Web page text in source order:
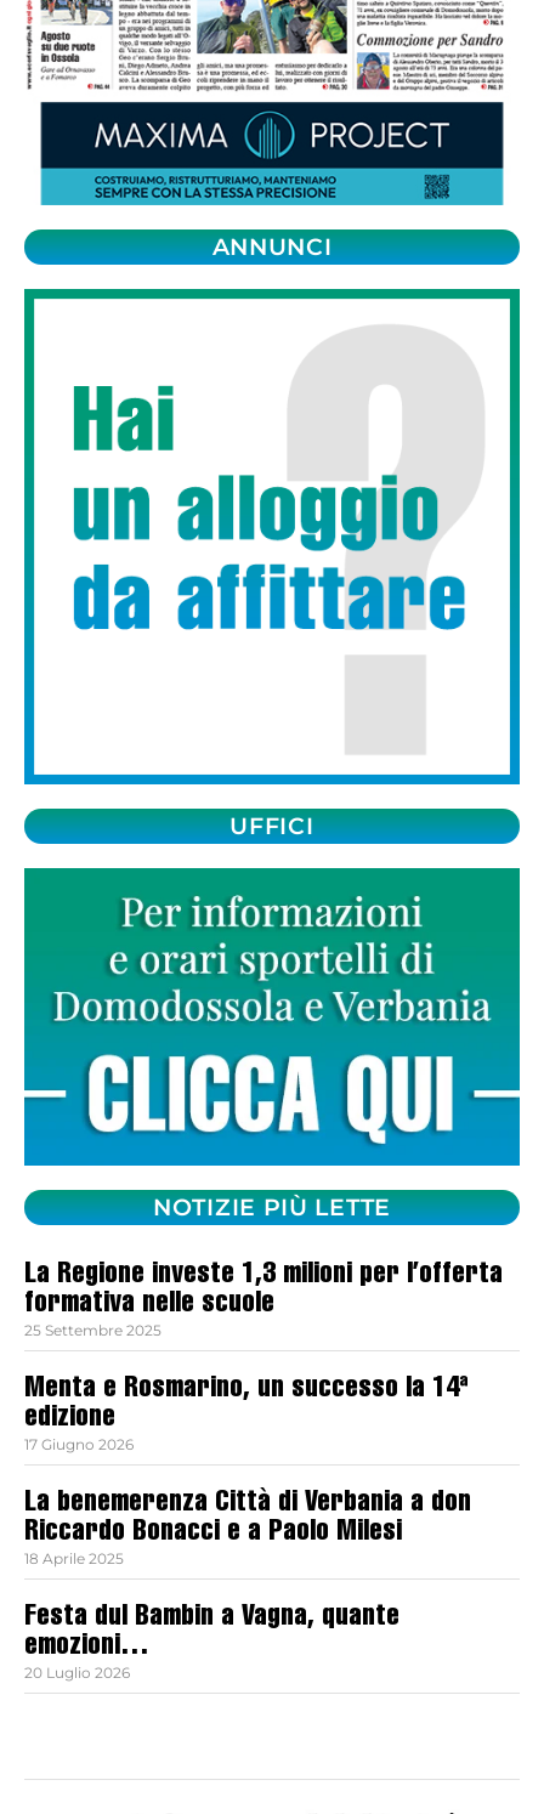
ANNUNCI
UFFICI
NOTIZIE PIÙ LETTE
La Regione investe 1,3 milioni per l’offerta
formativa nelle scuole
25 Settembre 2025
Menta e Rosmarino, un successo la 14ª
edizione
17 Giugno 2026
La benemerenza Città di Verbania a don
Riccardo Bonacci e a Paolo Milesi
18 Aprile 2025
Festa dul Bambin a Vagna, quante
emozioni…
20 Luglio 2026